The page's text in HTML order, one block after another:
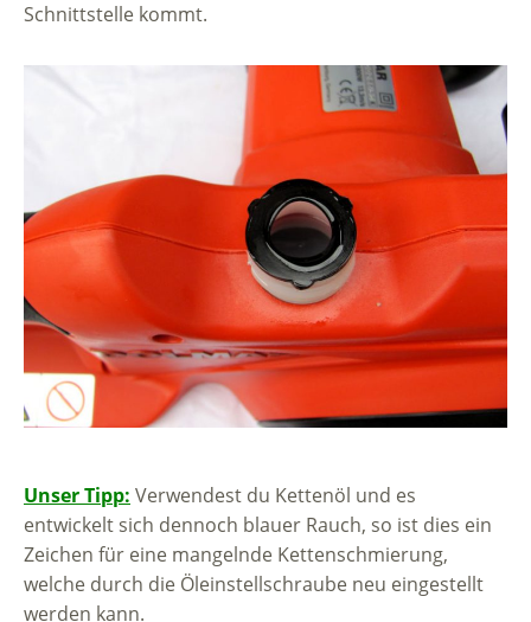
Schnittstelle kommt.
Unser Tipp: Verwendest du Kettenöl und es
entwickelt sich dennoch blauer Rauch, so ist dies ein
Zeichen für eine mangelnde Kettenschmierung,
welche durch die Öleinstellschraube neu eingestellt
werden kann.